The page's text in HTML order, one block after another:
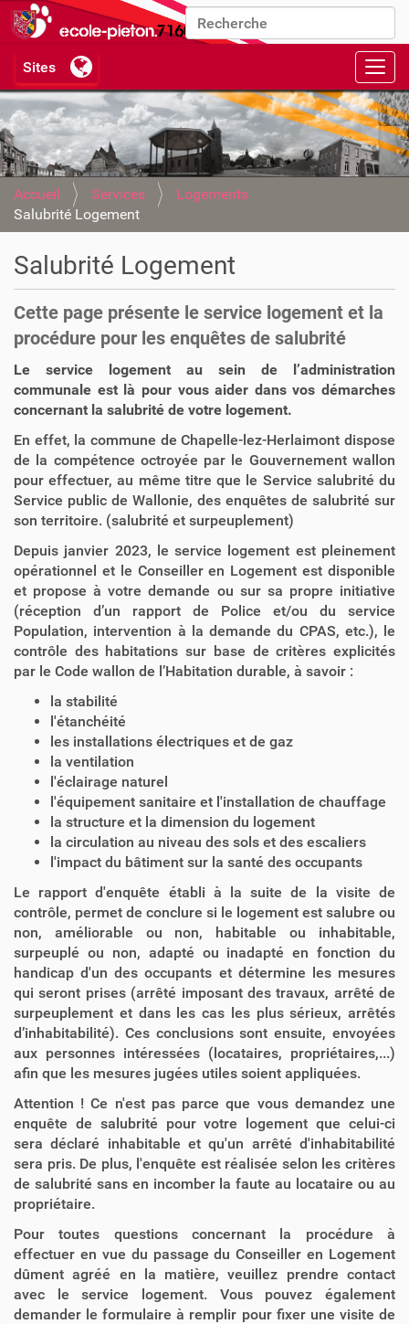
Chercher par
Recherche avancée…
Accueil Services
Logements
Salubrité Logement
Salubrité Logement
Cette page présente le service logement et la
procédure pour les enquêtes de salubrité
Le service logement au sein de l’administration
communale est là pour vous aider dans vos démarches
concernant la salubrité de votre logement.
En effet, la commune de Chapelle-lez-Herlaimont dispose
de la compétence octroyée par le Gouvernement wallon
pour effectuer, au même titre que le Service salubrité du
Service public de Wallonie, des enquêtes de salubrité sur
son territoire. (salubrité et surpeuplement)
Depuis janvier 2023, le service logement est pleinement
opérationnel et le Conseiller en Logement est disponible
et propose à votre demande ou sur sa propre initiative
(réception d’un rapport de Police et/ou du service
Population, intervention à la demande du CPAS, etc.), le
contrôle des habitations sur base de critères explicités
par le Code wallon de l’Habitation durable, à savoir :
la stabilité
l'étanchéité
les installations électriques et de gaz
la ventilation
l'éclairage naturel
l'équipement sanitaire et l'installation de chauffage
la structure et la dimension du logement
la circulation au niveau des sols et des escaliers
l'impact du bâtiment sur la santé des occupants
Le rapport d'enquête établi à la suite de la visite de
contrôle, permet de conclure si le logement est salubre ou
non, améliorable ou non, habitable ou inhabitable,
surpeuplé ou non, adapté ou inadapté en fonction du
handicap d'un des occupants et détermine les mesures
qui seront prises (arrêté imposant des travaux, arrêté de
surpeuplement et dans les cas les plus sérieux, arrêtés
d’inhabitabilité). Ces conclusions sont ensuite, envoyées
aux personnes intéressées (locataires, propriétaires,...)
afin que les mesures jugées utiles soient appliquées.
Attention ! Ce n'est pas parce que vous demandez une
enquête de salubrité pour votre logement que celui-ci
sera déclaré inhabitable et qu'un arrêté d'inhabitabilité
sera pris. De plus, l'enquête est réalisée selon les critères
de salubrité sans en incomber la faute au locataire ou au
propriétaire.
Pour toutes questions concernant la procédure à
effectuer en vue du passage du Conseiller en Logement
dûment agréé en la matière, veuillez prendre contact
avec le service logement. Vous pouvez également
demander le formulaire à remplir pour fixer une visite de